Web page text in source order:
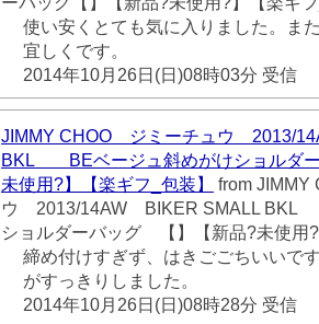
使い安くとても気に入りました。ま
宜しくです。
2014年10月26日(日)08時03分 受信
JIMMY CHOO ジミーチュウ 2013/
BKL BEベージュ斜めがけショルダ
未使用?】【楽ギフ_包装】
from
ウ 2013/14AW BIKER SMALL BKL
ショルダーバッグ 【】【新品?未使用
締め付けすぎず、はきごごちいいで
がすっきりしました。
2014年10月26日(日)08時28分 受信